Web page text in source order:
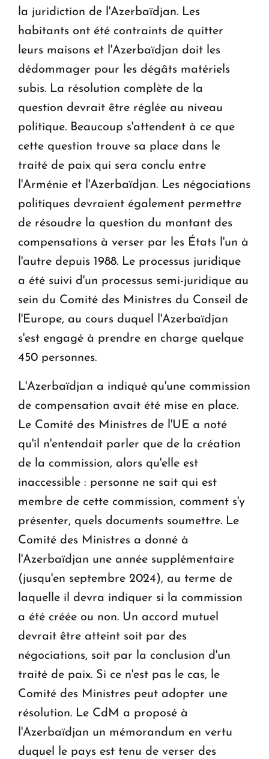
la juridiction de l'Azerbaïdjan. Les
habitants ont été contraints de quitter
leurs maisons et l'Azerbaïdjan doit les
dédommager pour les dégâts matériels
subis. La résolution complète de la
question devrait être réglée au niveau
politique. Beaucoup s'attendent à ce que
cette question trouve sa place dans le
traité de paix qui sera conclu entre
l'Arménie et l'Azerbaïdjan. Les négociations
politiques devraient également permettre
de résoudre la question du montant des
compensations à verser par les États l'un à
l'autre depuis 1988. Le processus juridique
a été suivi d'un processus semi-juridique au
sein du Comité des Ministres du Conseil de
l'Europe, au cours duquel l'Azerbaïdjan
s'est engagé à prendre en charge quelque
450 personnes.
L'Azerbaïdjan a indiqué qu'une commission
de compensation avait été mise en place.
Le Comité des Ministres de l'UE a noté
qu'il n'entendait parler que de la création
de la commission, alors qu'elle est
inaccessible : personne ne sait qui est
membre de cette commission, comment s'y
présenter, quels documents soumettre. Le
Comité des Ministres a donné à
l'Azerbaïdjan une année supplémentaire
(jusqu'en septembre 2024), au terme de
laquelle il devra indiquer si la commission
a été créée ou non. Un accord mutuel
devrait être atteint soit par des
négociations, soit par la conclusion d'un
traité de paix. Si ce n'est pas le cas, le
Comité des Ministres peut adopter une
résolution. Le CdM a proposé à
l'Azerbaïdjan un mémorandum en vertu
duquel le pays est tenu de verser des